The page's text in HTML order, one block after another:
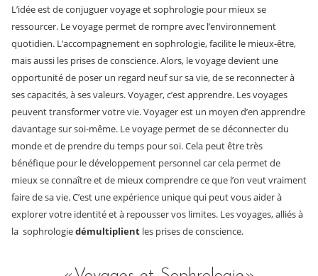
L’idée est de conjuguer voyage et sophrologie pour mieux se
ressourcer. Le voyage permet de rompre avec l’environnement
quotidien. L’accompagnement en sophrologie, facilite le mieux-être,
mais aussi les prises de conscience. Alors, le voyage devient une
opportunité de poser un regard neuf sur sa vie, de se reconnecter à
ses capacités, à ses valeurs. Voyager, c’est apprendre. Les voyages
peuvent transformer votre vie. Voyager est un moyen d’en apprendre
davantage sur soi-même. Le voyage permet de se déconnecter du
monde et de prendre du temps pour soi. Cela peut être très
bénéfique pour le développement personnel car cela permet de
mieux se connaître et de mieux comprendre ce que l’on veut vraiment
faire de sa vie. C’est une expérience unique qui peut vous aider à
explorer votre identité et à repousser vos limites. Les voyages, alliés à
la sophrologiedémultiplient les prises de conscience.